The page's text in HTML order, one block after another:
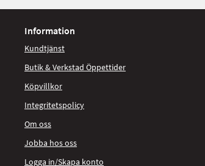
Information
Kundtjänst
Butik & Verkstad Öppettider
Köpvillkor
Integritetspolicy
Om oss
Jobba hos oss
Logga in/Skapa konto